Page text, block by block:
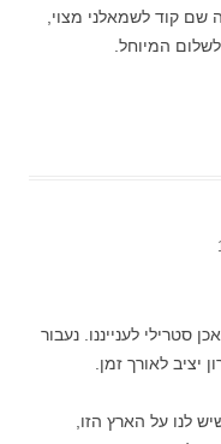
שם קוד לשמאלני מצוי,
המיוחל.
סטרילי לענייננו. נעבור
יציב לאורך זמן.
לנו על הארץ הזו,